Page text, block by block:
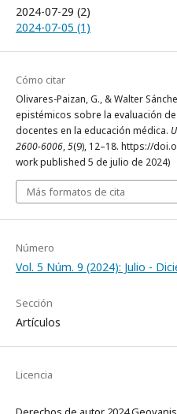
2024-07-29 (2)
2024-07-05 (1)
Cómo citar
Olivares-Paizan, G., & Walter
epistémicos sobre la evaluación
docentes en la educación médica.
2600-6006,5(9), 12–18. https://
work published 5 de julio de 2024)
Más formatos de cita
Número
Vol. 5 Núm. 9 (2024): Julio -
Sección
Artículos
Licencia